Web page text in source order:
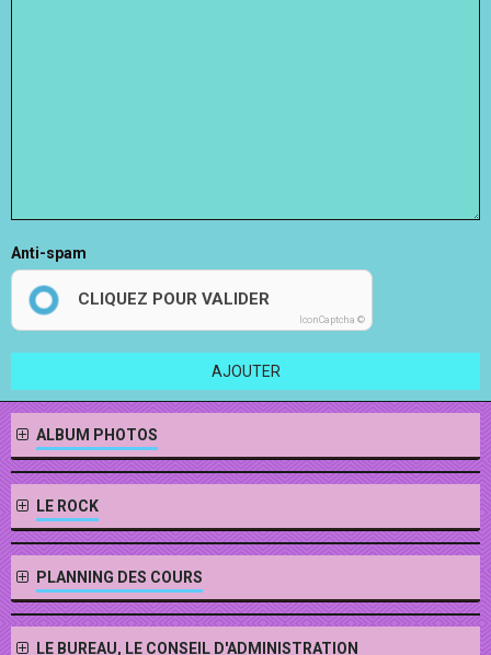
Anti-spam
CLIQUEZ POUR VALIDER
IconCaptcha ©
AJOUTER
ALBUM PHOTOS
LE ROCK
PLANNING DES COURS
LE BUREAU, LE CONSEIL D'ADMINISTRATION